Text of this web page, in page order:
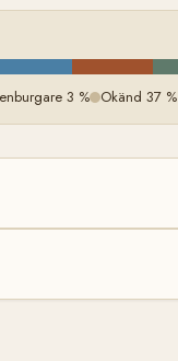
3 % Okänd 37 %